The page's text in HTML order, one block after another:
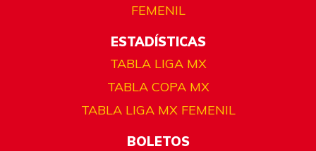
FEMENIL
ESTADÍSTICAS
TABLA LIGA MX
TABLA COPA MX
TABLA LIGA MX FEMENIL
BOLETOS